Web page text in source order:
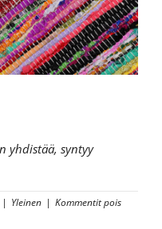
yhdistää, syntyy
| Yleinen | Kommentit pois